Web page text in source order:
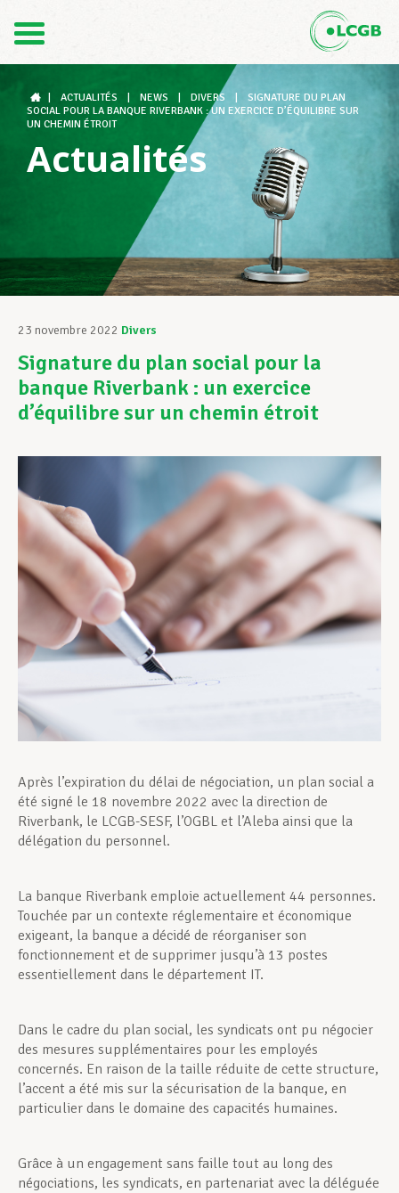
DE
Le LCGB
Structures syndicales
Assistance au Travail
Vos droits
Développement professionnel
Devenir Membre
Actualités
ACTUALITÉS NEWS DIVERS
SIGNATURE DU PLAN
SOCIAL POUR LA BANQUE RIVERBANK : UN EXERCICE D’ÉQUILIBRE SUR
UN CHEMIN ÉTROIT
Actualités
23 novembre 2022 Divers
Signature du plan social pour la
banque Riverbank : un exercice
d’équilibre sur un chemin étroit
Après l’expiration du délai de négociation, un plan social a
été signé le 18 novembre 2022 avec la direction de
Riverbank, le LCGB-SESF, l’OGBL et l’Aleba ainsi que la
délégation du personnel.
La banque Riverbank emploie actuellement 44 personnes.
Touchée par un contexte réglementaire et économique
exigeant, la banque a décidé de réorganiser son
fonctionnement et de supprimer jusqu’à 13 postes
essentiellement dans le département IT.
Dans le cadre du plan social, les syndicats ont pu négocier
des mesures supplémentaires pour les employés
concernés. En raison de la taille réduite de cette structure,
l’accent a été mis sur la sécurisation de la banque, en
particulier dans le domaine des capacités humaines.
Grâce à un engagement sans faille tout au long des
négociations, les syndicats, en partenariat avec la déléguée